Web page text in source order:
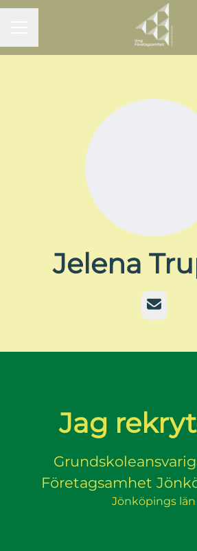
Jelena
E-post
Jag
Företagsamhet
Jönköpings län